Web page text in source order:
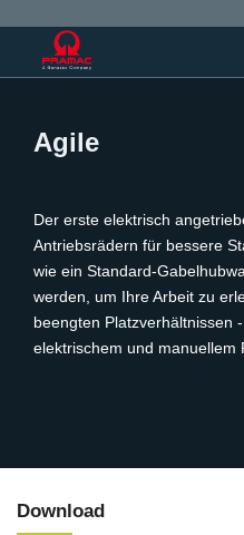
Agile
Der erste elektrisch
Antriebsrädern für bessere
wie ein Standard-
werden, um Ihre Arbeit zu
beengten Platzverhältnissen
elektrischem und manuellem
Download